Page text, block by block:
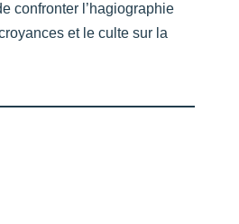
confronter l’hagiographie
et le culte sur la